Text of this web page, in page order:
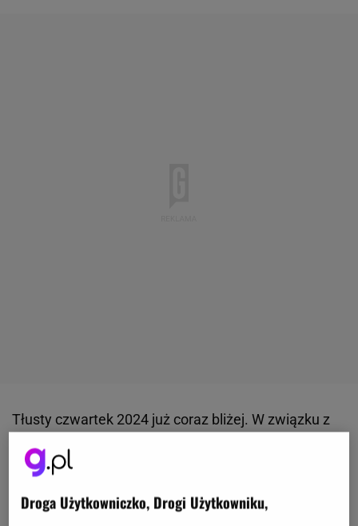
Tłusty czwartek 2024 już coraz bliżej. W związku z
lukrowanych pączków. Niektórzy zaczynają się już
nie sposób zapomnieć o kosztach, jakie zapłacimy
Droga Użytkowniczko, Drogi Użytkowniku,